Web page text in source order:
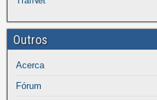
Outros
Acerca
Fórum